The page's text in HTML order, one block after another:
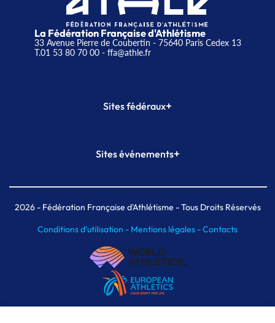
La Fédération Française d'Athlétisme
33 Avenue Pierre de Coubertin - 75640 Paris Cedex 13
T.01 53 80 70 00- ffa@athle.fr
Sites fédéraux+
Plateforme Formation
Sites événements+
Meeting de Paris indoor
MAIF Ekiden de Paris
2026- Fédération Française d'Athlétisme - Tous Droits Réservés
Conditions d'utilisation - Mentions légales -Contacts